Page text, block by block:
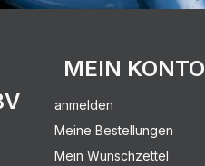
MEIN KONTO
anmelden
Meine Bestellungen
Mein Wunschzettel